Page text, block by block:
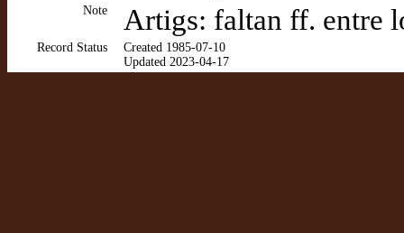
Note Artigs: faltan ff. entre
Record Status
Created 1985-07-10
Updated 2023-04-17